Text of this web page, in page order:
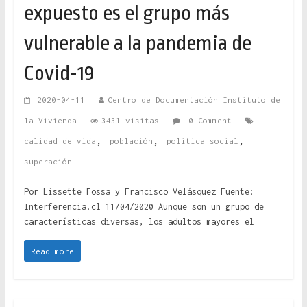
expuesto es el grupo más
vulnerable a la pandemia de
Covid-19
2020-04-11 Centro de Documentación Instituto de
la Vivienda 3431 visitas 0 Comment
calidad de vida , población , politica social ,
superación
Por Lissette Fossa y Francisco Velásquez Fuente:
Interferencia.cl 11/04/2020 Aunque son un grupo de
características diversas, los adultos mayores el
Read more